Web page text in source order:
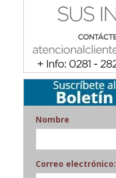
Nombre
Correo electrónico: